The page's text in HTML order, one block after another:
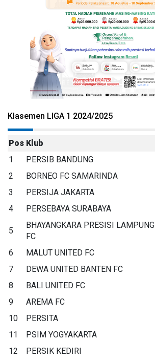
Klasemen LIGA 1 2024/2025
Pos Klub
1
PERSIB BANDUNG
2
BORNEO FC SAMARINDA
3
PERSIJA JAKARTA
4
PERSEBAYA SURABAYA
5
BHAYANGKARA PRESISI LAMPUNG
FC
6 MALUT UNITED FC
7
DEWA UNITED BANTEN FC
8
BALI UNITED FC
9
AREMA FC
10
PERSITA
11
PSIM YOGYAKARTA
12
PERSIK KEDIRI